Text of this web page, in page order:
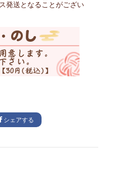
発送となることがござい
シェアする